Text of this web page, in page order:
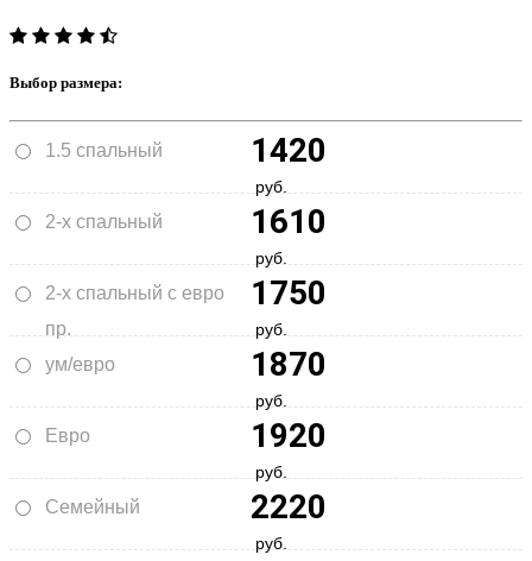
Выбор размера:
1.5 спальный 1420
руб.
2-х спальный 1610
руб.
2-х спальный с евро
пр.
1750
руб.
ум/евро 1870
руб.
Евро 1920
руб.
Семейный 2220
руб.